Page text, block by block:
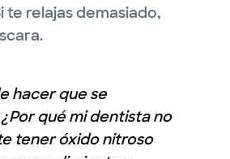
te relajas demasiado,
hacer que se
qué mi dentista no
tener óxido nitroso